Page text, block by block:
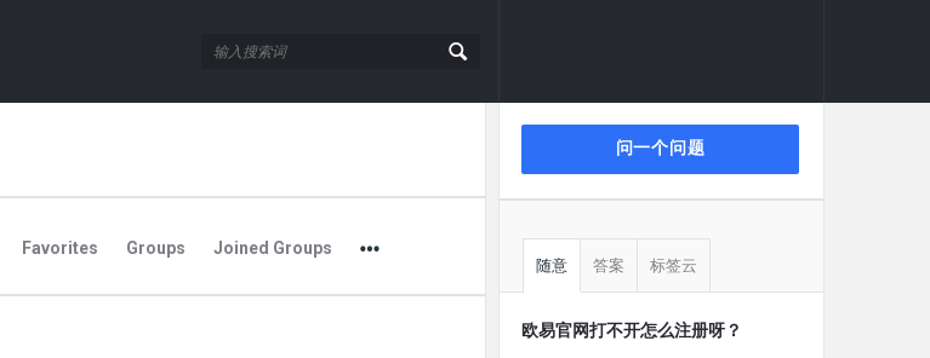
Favorites Groups Joined Groups
问一个问题
随意 答案 标签云
欧易官网打不开怎么注册呀？